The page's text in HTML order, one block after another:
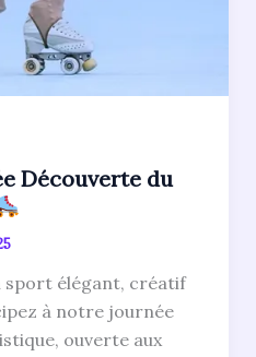
Découverte du
sport élégant, créatif
à notre journée
ouverte aux